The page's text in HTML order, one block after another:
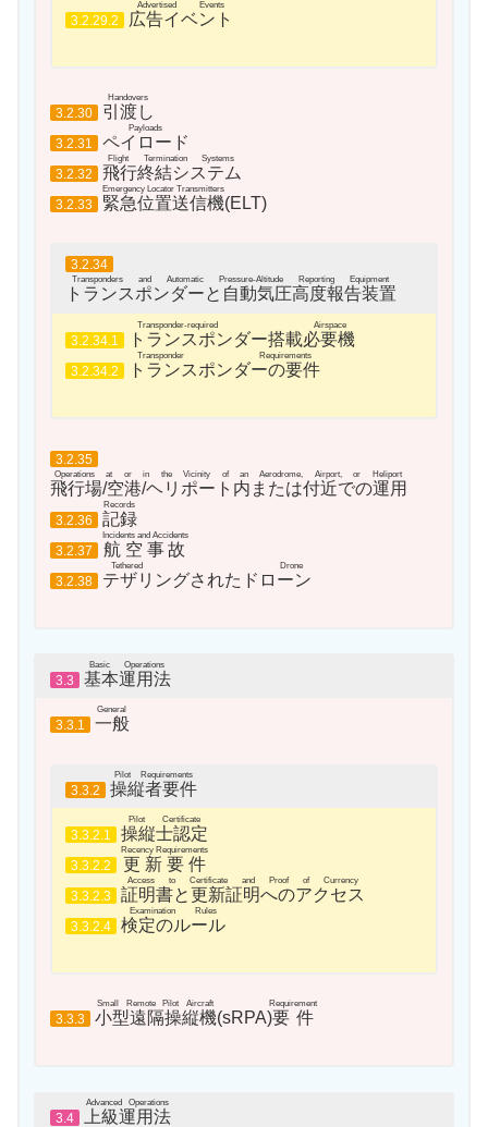
3.2.29.2 広告イベント
Advertised Events
3.2.30 引渡し
Handovers
3.2.31 ペイロード
Payloads
3.2.32 飛行終結システム
Flight Termination Systems
3.2.33 緊急位置送信機
Emergency Locator Transmitters
(ELT)
3.2.34
トランスポンダーと自動気圧高度報告装置
Transponders and Automatic Pressure-Altitude Reporting Equipment
3.2.34.1 トランスポンダー搭載必要機
Transponder-required Airspace
3.2.34.2 トランスポンダーの要件
Transponder Requirements
3.2.35
飛行場/空港/ヘリポート内または付近での運用
Operations at or in the Vicinity of an Aerodrome, Airport, or Heliport
3.2.36 記録
Records
3.2.37 航空事故
Incidents and Accidents
3.2.38 テザリングされたドローン
Tethered Drone
3.3 基本運用法
Basic Operations
3.3.1 一般
General
3.3.2 操縦者要件
Pilot Requirements
3.3.2.1 操縦士認定
Pilot Certificate
3.3.2.2 更新要件
Recency Requirements
3.3.2.3 証明書と更新証明へのアクセス
Access to Certificate and Proof of Currency
3.3.2.4 検定のルール
Examination Rules
3.3.3 小型遠隔操縦機
Small Remote Pilot Aircraft
(sRPA)要件
Requirement
3.4 上級運用法
Advanced Operations